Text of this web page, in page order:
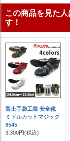
この商品を見た
す！
富士手袋工業 安全靴
ミドルカットマジック
6545
3,300円(税込)